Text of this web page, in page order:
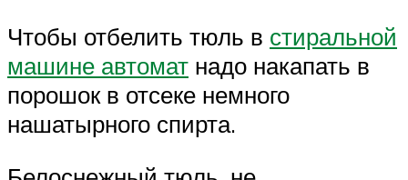
Чтобы отбелить тюль в стиральной
машине автомат надо накапать в
порошок в отсеке немного
нашатырного спирта.